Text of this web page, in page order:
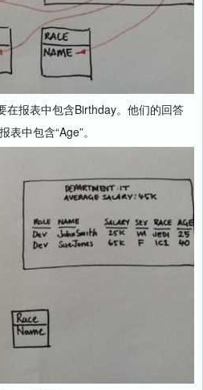
报表中包含Birthday。他们的回答
中包含“Age”。